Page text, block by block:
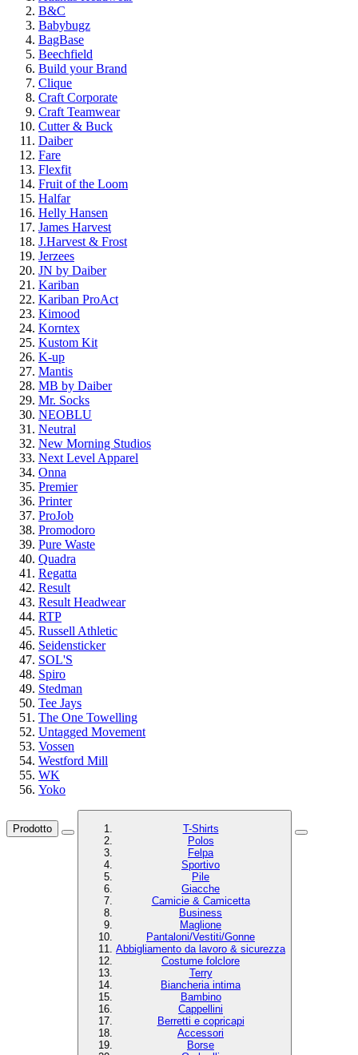
B&C
Babybugz
BagBase
Beechfield
Build your Brand
Clique
Craft Corporate
Craft Teamwear
Cutter & Buck
Daiber
Fare
Flexfit
Fruit of the Loom
Halfar
Helly Hansen
James Harvest
J.Harvest & Frost
Jerzees
JN by Daiber
Kariban
Kariban ProAct
Kimood
Korntex
Kustom Kit
K-up
Mantis
MB by Daiber
Mr. Socks
NEOBLU
Neutral
New Morning Studios
Next Level Apparel
Onna
Premier
Printer
ProJob
Promodoro
Pure Waste
Quadra
Regatta
Result
Result Headwear
RTP
Russell Athletic
Seidensticker
SOL'S
Spiro
Stedman
Tee Jays
The One Towelling
Untagged Movement
Vossen
Westford Mill
WK
Yoko
Prodotto
T-Shirts
Polos
Felpa
Sportivo
Pile
Giacche
Camicie & Camicetta
Business
Maglione
Pantaloni/Vestiti/Gonne
Abbigliamento da lavoro & sicurezza
Costume folclore
Terry
Biancheria intima
Bambino
Cappellini
Berretti e copricapi
Accessori
Borse